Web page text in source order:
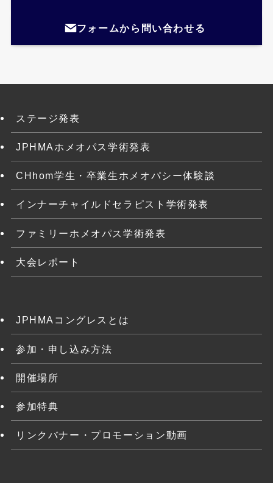
フォームから問い合わせる
ステージ発表
JPHMAホメオパス学術発表
CHhom学生・卒業生ホメオパシー体験談
インナーチャイルドセラピスト学術発表
ファミリーホメオパス学術発表
大会レポート
JPHMAコングレスとは
参加・申し込み方法
開催場所
参加特典
リンクバナー・プロモーション動画